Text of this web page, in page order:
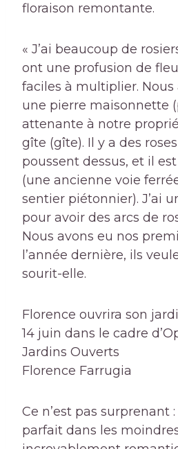
floraison remontante.
« J’ai beaucoup de
ont une profusion de
faciles à multiplier. Nous
une pierre maisonnette
attenante à notre
gîte (gîte). Il y a des
poussent dessus, et il
(une ancienne voie
sentier piétonnier). J’ai
pour avoir des arcs de
Nous avons eu nos
l’année dernière, ils
sourit-elle.
Florence ouvrira son
14 juin dans le cadre
Jardins Ouverts
Florence Farrugia
Ce n’est pas surprenant
parfait dans les